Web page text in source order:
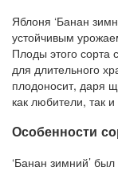
Яблоня ‘Банан
устойчивым
Плоды этого сорта
для длительного
плодоносит, даря
как любители, так
Особенности
‘Банан зимний’